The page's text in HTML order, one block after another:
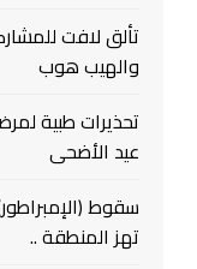
تألق لافت
والهيب هوب
تحذيرات طبية
عيد الأضحى
تهز المنطقة ..